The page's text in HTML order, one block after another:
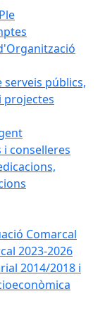
serveis públics,
projectes
conselleres
Comarcal
2023-2026
2014/2018 i